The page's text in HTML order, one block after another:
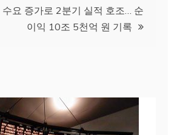
수요 증가로 2분기 실적 호조… 순
이익 10조 5천억 원 기록